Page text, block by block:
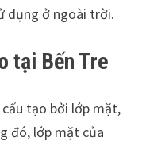
dụng ở ngoài trời.
tại Bến Tre
tạo bởi lớp mặt,
đó, lớp mặt của